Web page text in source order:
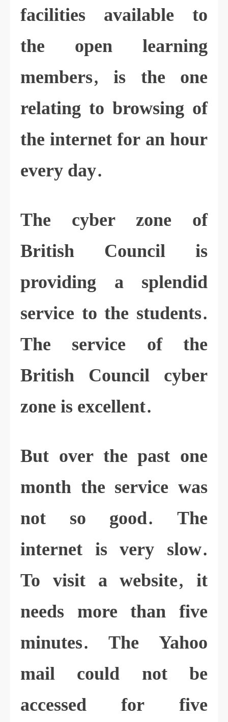
facilities available to
the open learning
members, is the one
relating to browsing of
the internet for an hour
every day.
The cyber zone of
British Council is
providing a splendid
service to the students.
The service of the
British Council cyber
zone is excellent.
But over the past one
month the service was
not so good. The
internet is very slow.
To visit a website, it
needs more than five
minutes. The Yahoo
mail could not be
accessed for five